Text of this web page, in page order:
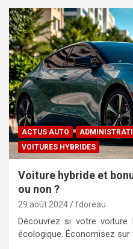
ACTUS AUTO
VOITURES HYBRIDES
Voiture hybride et
ou non ?
29 août 2024 fdoreau
Découvrez si votre voiture
écologique. Économisez